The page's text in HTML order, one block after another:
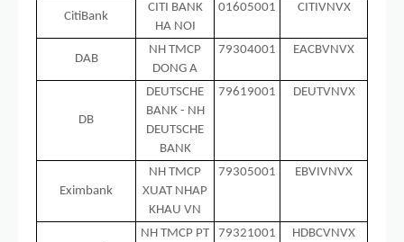
CitiBank
CITI BANK
HA NOI
01605001 CITIVNVX
DAB
NH TMCP
DONG A
79304001 EACBVNVX
DB
DEUTSCHE
BANK - NH
DEUTSCHE
BANK
79619001 DEUTVNVX
Eximbank
NH TMCP
XUAT NHAP
KHAU VN
79305001 EBVIVNVX
NH TMCP PT
79321001 HDBCVNVX